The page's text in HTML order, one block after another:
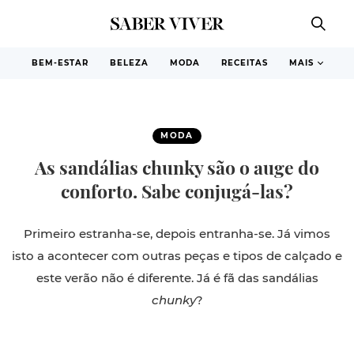
BEM-ESTAR BELEZA MODA RECEITAS MAIS
MODA
As sandálias chunky são o auge do
conforto. Sabe conjugá-las?
Primeiro estranha-se, depois entranha-se. Já vimos
isto a acontecer com outras peças e tipos de calçado e
este verão não é diferente. Já é fã das sandálias
chunky?